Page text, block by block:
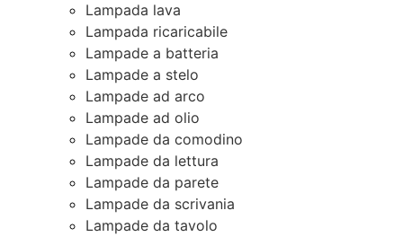
Lampada lava
Lampada ricaricabile
Lampade a batteria
Lampade a stelo
Lampade ad arco
Lampade ad olio
Lampade da comodino
Lampade da lettura
Lampade da parete
Lampade da scrivania
Lampade da tavolo